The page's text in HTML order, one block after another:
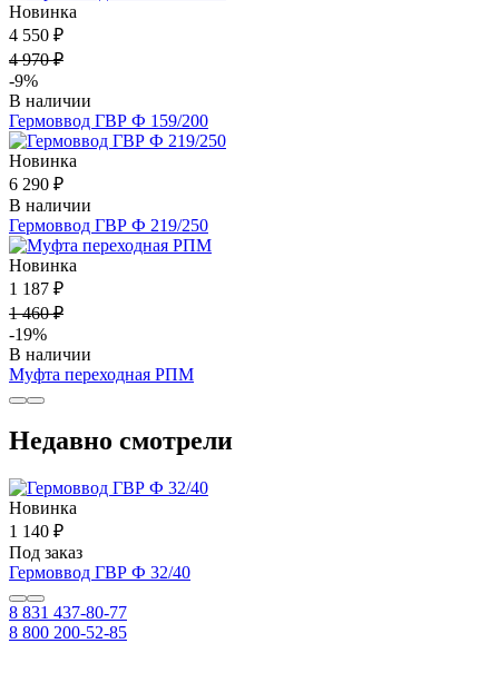
Новинка
4 550 ₽
4 970 ₽
-9%
В наличии
Гермоввод ГВР Ф 159/200
Новинка
6 290 ₽
В наличии
Гермоввод ГВР Ф 219/250
Новинка
1 187 ₽
1 460 ₽
-19%
В наличии
Муфта переходная РПМ
Недавно смотрели
Новинка
1 140 ₽
Под заказ
Гермоввод ГВР Ф 32/40
8 831 437-80-77
8 800 200-52-85